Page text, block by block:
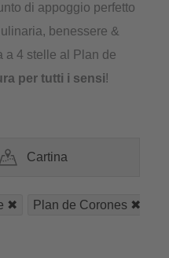
di appoggio perfetto
benessere &
4 stelle al Plan de
per tutti i sensi!
Cartina
Plan de Corones